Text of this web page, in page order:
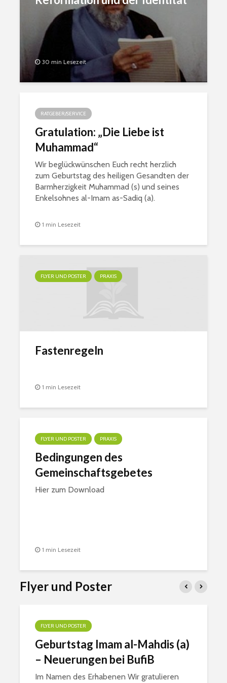
30 min Lesezeit
RATGEBER/SERVICE
Gratulation: „Die Liebe ist
Muhammad“
Wir beglückwünschen Euch recht herzlich
zum Geburtstag des heiligen Gesandten der
Barmherzigkeit Muhammad (s) und seines
Enkelsohnes al-Imam as-Sadiq (a).
1 min Lesezeit
FLYER UND POSTER PRAXIS
Fastenregeln
1 min Lesezeit
FLYER UND POSTER PRAXIS
Bedingungen des
Gemeinschaftsgebetes
Hier zum Download
1 min Lesezeit
Flyer und Poster
FLYER UND POSTER
Geburtstag Imam al-Mahdis (a)
– Neuerungen bei BufiB
Im Namen des Erhabenen Wir gratulieren